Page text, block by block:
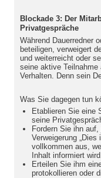
Blockade 3: Der
Privatgespräche
Während Dauerredner
beteiligen, verweigert
und weiterreicht oder
seine aktive
Verhalten. Denn sein
Was Sie dagegen tun
Etablieren Sie eine
seine
Fordern Sie ihn
Verweigerung
vollkommen aus,
Inhalt informiert
Erteilen Sie ihm
protokollieren oder